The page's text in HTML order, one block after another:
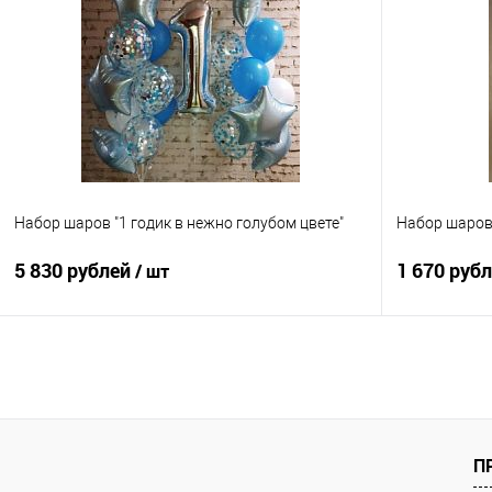
Купить в 1 клик
Сравнение
В избранное
Под заказ
Набор шаров "1 годик в нежно голубом цвете"
5 830 рублей/ шт
Купить в 1 клик
Сравнение
Набор
1 670
Купить в 1
В